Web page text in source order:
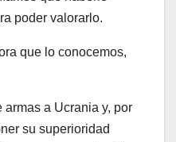
poder valorarlo.
que lo conocemos,
a Ucrania y, por
su superioridad